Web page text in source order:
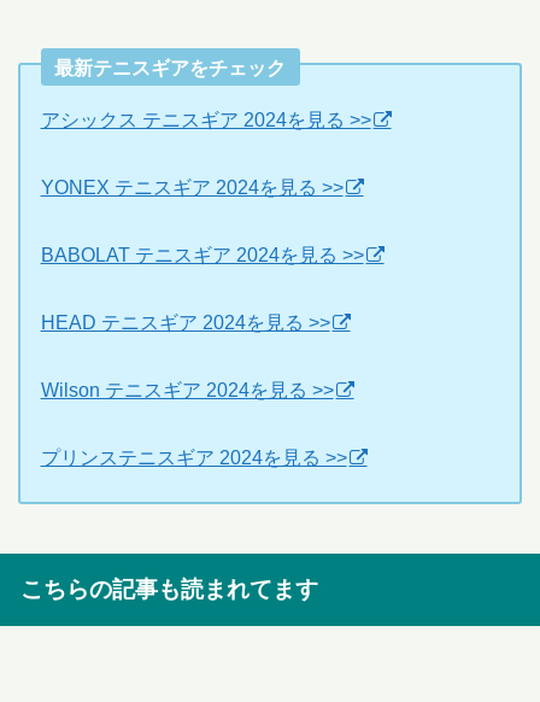
最新テニスギアをチェック
アシックス テニスギア 2024を見る >>
YONEX テニスギア 2024を見る >>
BABOLAT テニスギア 2024を見る >>
HEAD テニスギア 2024を見る >>
Wilson テニスギア 2024を見る >>
プリンステニスギア 2024を見る >>
こちらの記事も読まれてます